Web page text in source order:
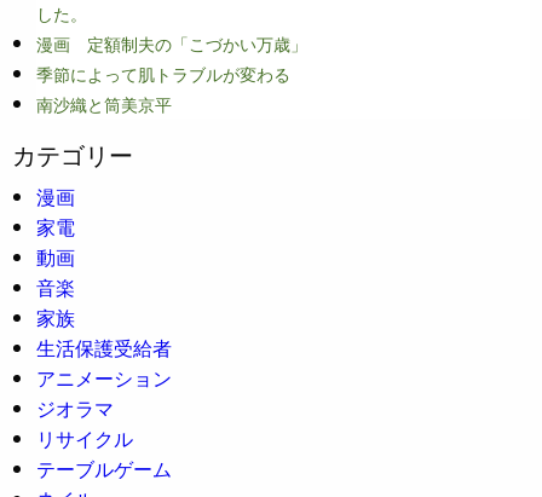
した。
漫画 定額制夫の「こづかい万歳」
季節によって肌トラブルが変わる
南沙織と筒美京平
カテゴリー
漫画
家電
動画
音楽
家族
生活保護受給者
アニメーション
ジオラマ
リサイクル
テーブルゲーム